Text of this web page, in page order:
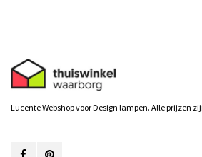
Lucente Webshop voor Design lampen. Alle prijzen